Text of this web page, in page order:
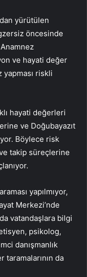
yürütülen
öncesinde
ve hayati değer
riskli
hayati değerleri
ve Doğubayazıt
Böylece risk
takip süreçlerine
yapılmıyor,
Merkezi’nde
vatandaşlara bilgi
psikolog,
danışmanlık
taramalarının da